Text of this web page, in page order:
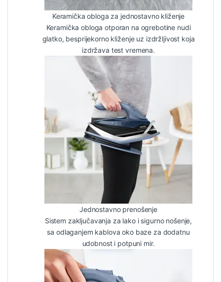
Keramička obloga za jednostavno kliženje
Keramička obloga otporan na ogrebotine nudi
glatko, besprijekorno kliženje uz izdržljivost koja
izdržava test vremena.
Jednostavno prenošenje
Sistem zaključavanja za lako i sigurno nošenje,
sa odlaganjem kablova oko baze za dodatnu
udobnost i potpuni mir.